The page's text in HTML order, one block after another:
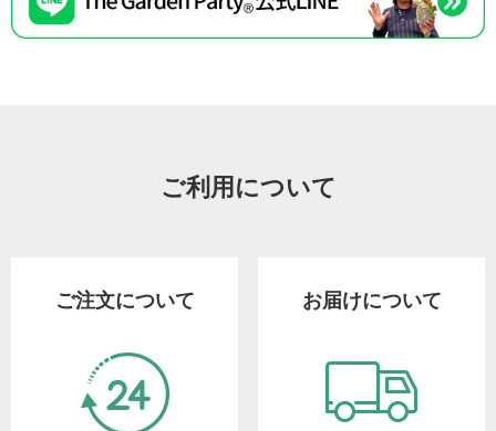
ご利用について
ご注文について お届けについて